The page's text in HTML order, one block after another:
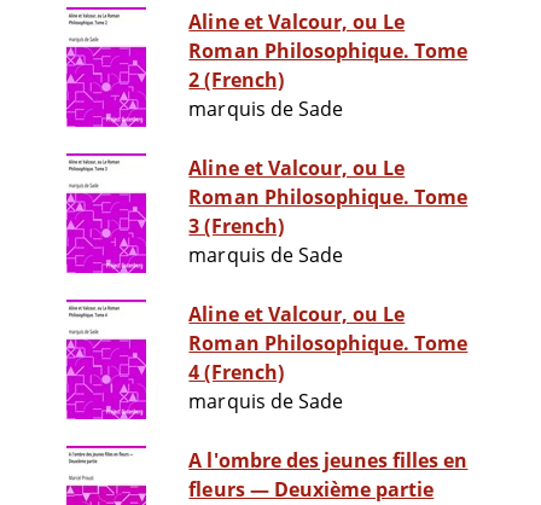
Aline et Valcour, ou Le
Roman Philosophique. Tome
2 (French)
marquis de Sade
Aline et Valcour, ou Le
Roman Philosophique. Tome
3 (French)
marquis de Sade
Aline et Valcour, ou Le
Roman Philosophique. Tome
4 (French)
marquis de Sade
A l'ombre des jeunes filles en
fleurs — Deuxième partie